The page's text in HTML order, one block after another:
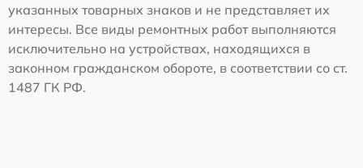
указанных товарных знаков и не представляет их
интересы. Все виды ремонтных работ выполняются
исключительно на устройствах, находящихся в
законном гражданском обороте, в соответствии со ст.
1487 ГК РФ.